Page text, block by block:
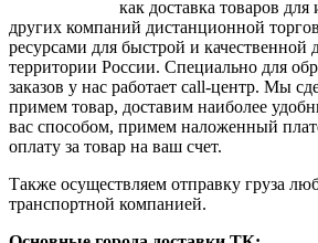
как доставка товаров
других компаний дистанционной
ресурсами для быстрой и качественной
территории России. Специально для
заказов у нас работает call-центр. Мы
примем товар, доставим наиболее
вас способом, примем наложенный
оплату за товар на ваш счет.
Также осуществляем отправку груза
транспортной компанией.